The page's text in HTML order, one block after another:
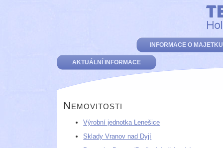
Nemovitosti
Výrobní jednotka Lenešice
Sklady Vranov nad Dyjí
AKTUÁLNÍ INFORMACE
INFORMACE O MAJETKU